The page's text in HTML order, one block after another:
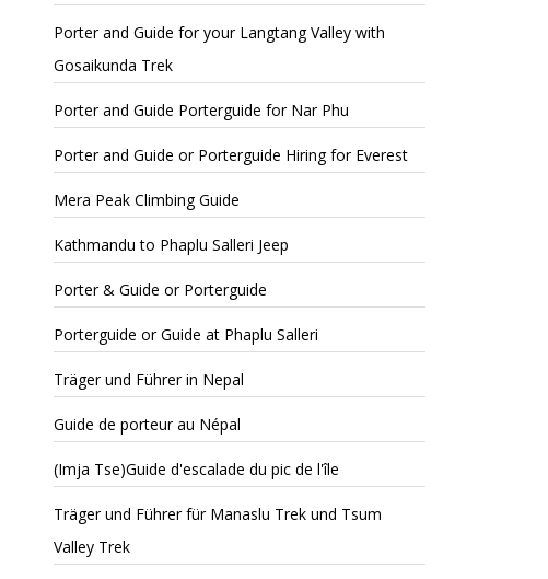
Porter and Guide for your Langtang Valley with
Gosaikunda Trek
Porter and Guide Porterguide for Nar Phu
Porter and Guide or Porterguide Hiring for Everest
Mera Peak Climbing Guide
Kathmandu to Phaplu Salleri Jeep
Porter & Guide or Porterguide
Porterguide or Guide at Phaplu Salleri
Träger und Führer in Nepal
Guide de porteur au Népal
(Imja Tse)Guide d'escalade du pic de l'île
Träger und Führer für Manaslu Trek und Tsum
Valley Trek